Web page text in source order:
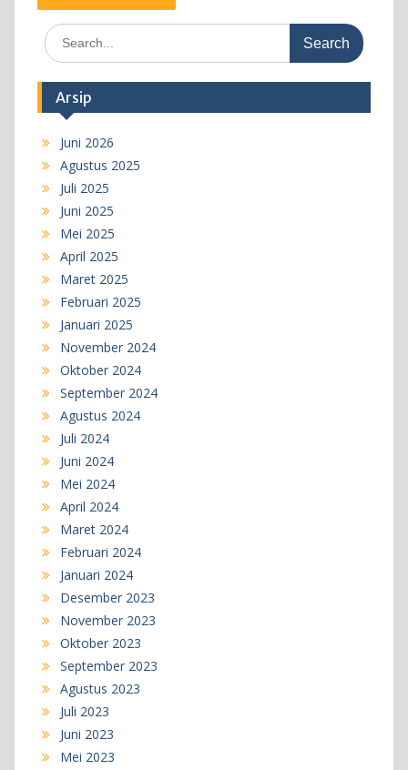
Search
for:
Arsip
Juni 2026
Agustus 2025
Juli 2025
Juni 2025
Mei 2025
April 2025
Maret 2025
Februari 2025
Januari 2025
November 2024
Oktober 2024
September 2024
Agustus 2024
Juli 2024
Juni 2024
Mei 2024
April 2024
Maret 2024
Februari 2024
Januari 2024
Desember 2023
November 2023
Oktober 2023
September 2023
Agustus 2023
Juli 2023
Juni 2023
Mei 2023